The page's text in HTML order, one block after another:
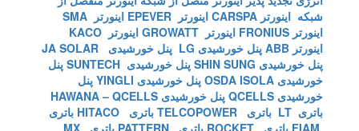
شبکه اینورتر CARSPA اینورتر EPEVER
اینورتر SMA
اینورتر FRONIUS
اینورتر GROWATT
اینورتر KACO
اینورتر ABB
پنل خورشیدی LG
پنل خورشیدی JA SOLAR
پنل خورشیدی SHIN SUNG
پنل خورشیدی SUNTECH
پنل
خورشیدی OSDA ISOLA
پنل خورشیدی YINGLI
پنل
خورشیدی QCELLS
پنل خورشیدی HAWANA – QCELLS
باتری LT
باتری TELCOPOWER باتری HITACO
باتری
باتری ROCKET باتری PATTERN
باتری MX